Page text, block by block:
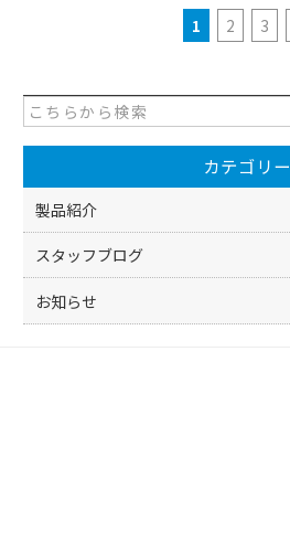
1 2 3
カテゴリー
製品紹介
スタッフブログ
お知らせ